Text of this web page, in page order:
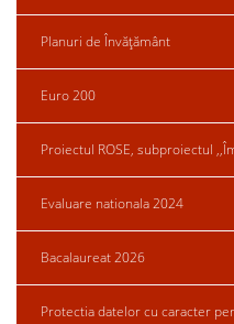
Planuri de Învățământ
Euro 200
Proiectul ROSE, subproiectul
Evaluare nationala 2024
Bacalaureat 2026
Protectia datelor cu caracter